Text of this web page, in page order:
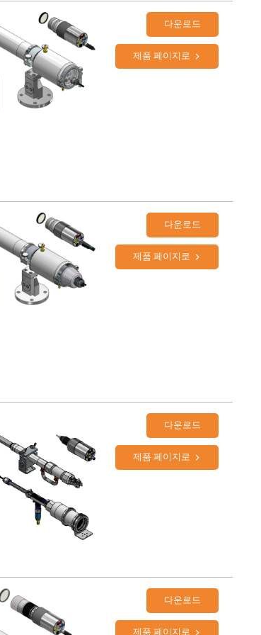
다운로드
제품 페이지로
다운로드
제품 페이지로
다운로드
제품 페이지로
다운로드
제품 페이지로